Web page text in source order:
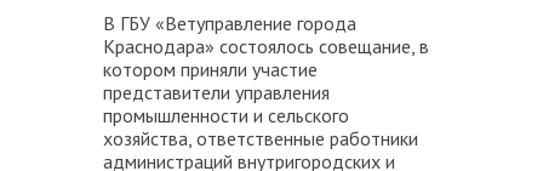
В ГБУ «Ветуправление города
Краснодара» состоялось совещание, в
котором приняли участие
представители управления
промышленности и сельского
хозяйства, ответственные работники
администраций внутригородских и